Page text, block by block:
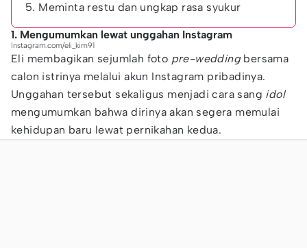
5. Meminta restu dan ungkap rasa syukur
1. Mengumumkan lewat unggahan Instagram
Instagram.com/eli_kim91
Eli membagikan sejumlah foto pre-weddingbersama
calon istrinya melalui akun Instagram pribadinya.
Unggahan tersebut sekaligus menjadi cara sang idol
mengumumkan bahwa dirinya akan segera memulai
kehidupan baru lewat pernikahan kedua.